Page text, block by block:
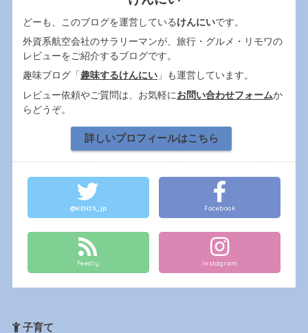
どーも、このブログを運営しているけんにいです。
外資系航空会社のサラリーマンが、旅行・グルメ・リモワの
レビューをご紹介するブログです。
趣味ブログ「趣味するけんにい」も運営しています。
レビュー依頼やご質問は、お気軽にお問い合わせフォームか
らどうぞ。
詳しいプロフィールはこちら
@KEN23_jp Facebook
Feedly Instagram
子育て